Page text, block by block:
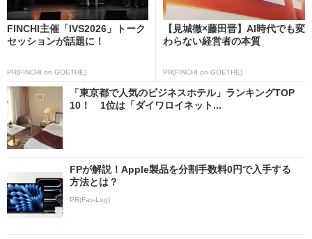
FINCHI主催「IVS2026」トーク
セッションが話題に！
PR(FINCHI on GOETHE)
【見城徹×藤田晋】AI時代でも変
わらない経営者の本質
PR(FINCHI on GOETHE)
「東京都で人気のビジネスホテル」ランキングTOP
10！ 1位は「ダイワロイネット...
FPが解説！Apple製品を分割手数料0円で入手する
方法とは？
PR(Fav-Log)